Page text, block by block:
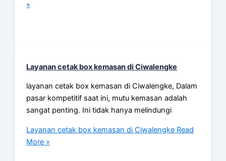
»
Layanan cetak box kemasan di Ciwalengke
layanan cetak box kemasan di Ciwalengke, Dalam
pasar kompetitif saat ini, mutu kemasan adalah
sangat penting. Ini tidak hanya melindungi
Layanan cetak box kemasan di Ciwalengke Read
More »